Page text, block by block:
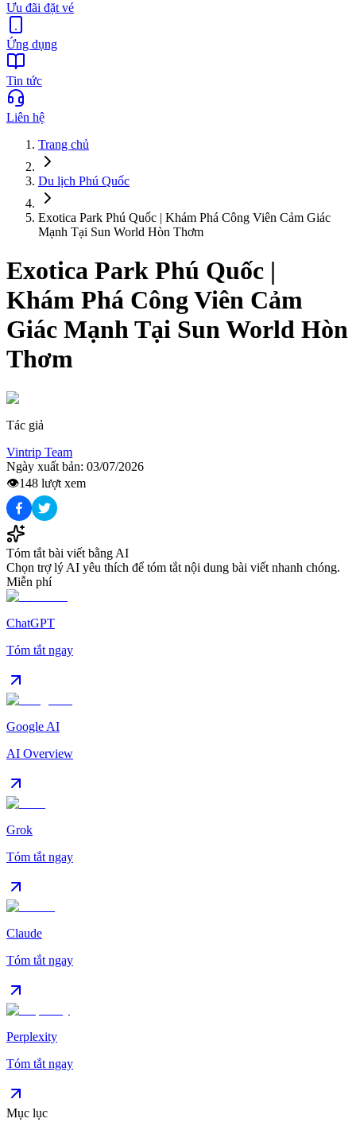
Ưu đãi đặt vé
Ứng dụng
Tin tức
Liên hệ
Trang chủ
Du lịch Phú Quốc
Exotica Park Phú Quốc | Khám Phá Công Viên Cảm Giác
Mạnh Tại Sun World Hòn Thơm
Exotica Park Phú Quốc |
Khám Phá Công Viên Cảm
Giác Mạnh Tại Sun World Hòn
Thơm
Tác giả
Vintrip Team
Ngày xuất bản: 03/07/2026
👁️148 lượt xem
Tóm tắt bài viết bằng AI
Chọn trợ lý AI yêu thích để tóm tắt nội dung bài viết nhanh chóng.
Miễn phí
ChatGPT
Tóm tắt ngay
Google AI
AI Overview
Grok
Tóm tắt ngay
Claude
Tóm tắt ngay
Perplexity
Tóm tắt ngay
Mục lục